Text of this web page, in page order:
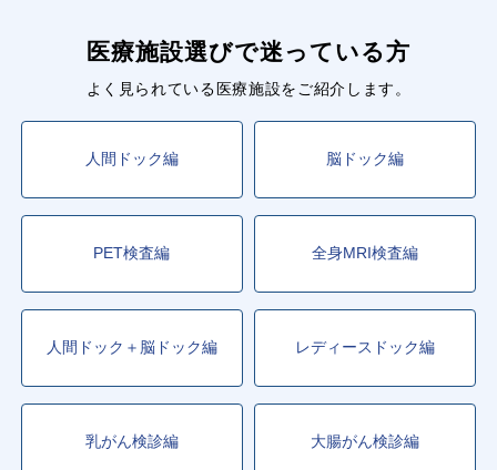
医療施設選びで迷っている方
よく見られている医療施設をご紹介します。
人間ドック編 脳ドック編
PET検査編 全身MRI検査編
人間ドック＋脳ドック編 レディースドック編
乳がん検診編 大腸がん検診編